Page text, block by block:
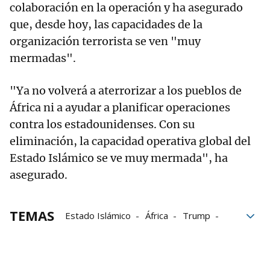
colaboración en la operación y ha asegurado
que, desde hoy, las capacidades de la
organización terrorista se ven "muy
mermadas".
"Ya no volverá a aterrorizar a los pueblos de
África ni a ayudar a planificar operaciones
contra los estadounidenses. Con su
eliminación, la capacidad operativa global del
Estado Islámico se ve muy mermada", ha
asegurado.
TEMAS Estado Islámico África
Trump